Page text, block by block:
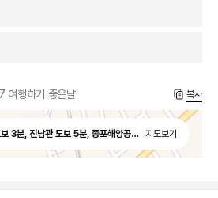
여행하기 좋은날 복사
3분, 진남관 도보 5분, 종포해양공원 도보 15분,
지도보기